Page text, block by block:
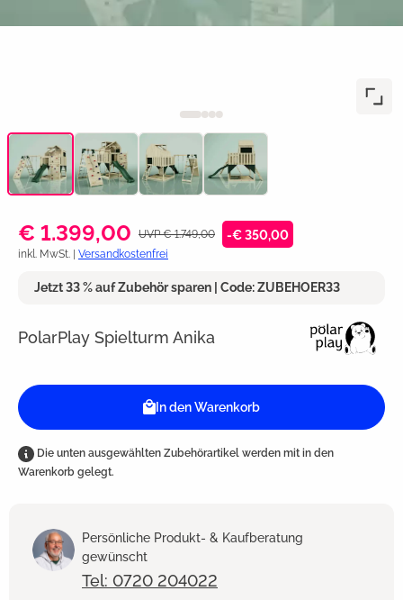
€ 1.399,00 UVP € 1.749,00 -€ 350,00
inkl. MwSt. | Versandkostenfrei
Jetzt 33 % auf Zubehör sparen | Code: ZUBEHOER33
PolarPlay Spielturm Anika
In den Warenkorb
Die unten ausgewählten Zubehörartikel werden mit in den
Warenkorb gelegt.
Persönliche Produkt- & Kaufberatung
gewünscht
Tel: 0720 204022